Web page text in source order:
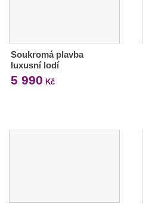
Soukromá plavba
luxusní lodí
5 990 Kč